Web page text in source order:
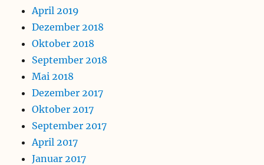
April 2019
Dezember 2018
Oktober 2018
September 2018
Mai 2018
Dezember 2017
Oktober 2017
September 2017
April 2017
Januar 2017